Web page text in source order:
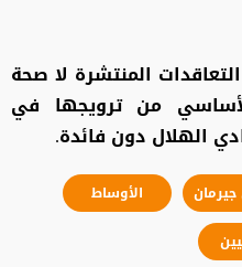
المنتشرة لا صحة
من ترويجها في
الهلال دون فائدة.
الأوساط